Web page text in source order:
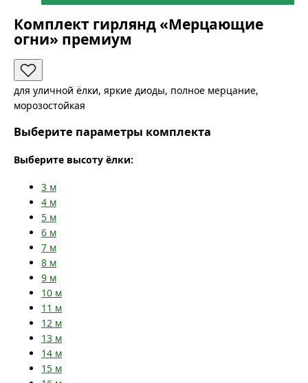
Комплект гирлянд «Мерцающие
огни» премиум
для уличной ёлки, яркие диоды, полное мерцание,
морозостойкая
Выберите параметры комплекта
Выберите высоту ёлки:
3 м
4 м
5 м
6 м
7 м
8 м
9 м
10 м
11 м
12 м
13 м
14 м
15 м